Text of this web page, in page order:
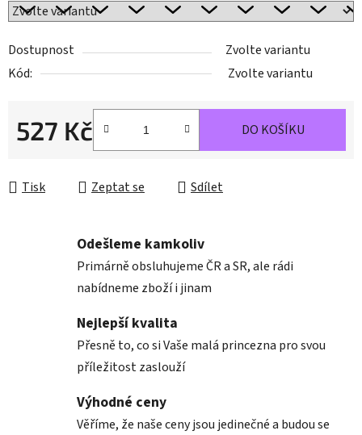
Dostupnost
Zvolte variantu
Kód:
Zvolte variantu
527 Kč DO KOŠÍKU
Tisk Zeptat se Sdílet
Odešleme kamkoliv
Primárně obsluhujeme ČR a SR, ale rádi
nabídneme zboží i jinam
Nejlepší kvalita
Přesně to, co si Vaše malá princezna pro svou
příležitost zaslouží
Výhodné ceny
Věříme, že naše ceny jsou jedinečné a budou se